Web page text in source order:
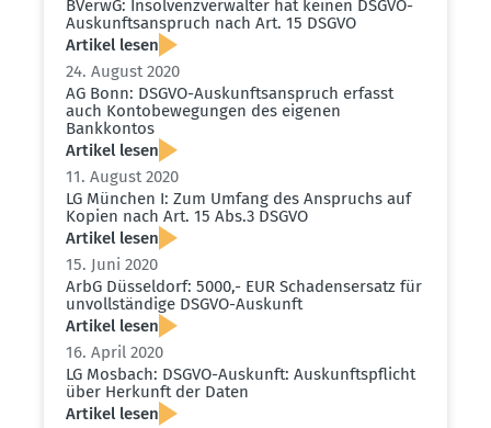
BVerwG: Insol­venz­ver­walter hat keinen DSGVO-
Auskunfts­an­spruch nach Art. 15 DSGVO
Artikel lesen
24. August 2020
AG Bonn: DSGVO-Auskunfts­an­spruch erfasst
auch Konto­be­we­gungen des eigenen
Bankkontos
Artikel lesen
11. August 2020
LG München I: Zum Umfang des Anspruchs auf
Kopien nach Art. 15 Abs.3 DSGVO
Artikel lesen
15. Juni 2020
ArbG Düsseldorf: 5000,- EUR Schadens­ersatz für
unvoll­ständige DSGVO-Auskunft
Artikel lesen
16. April 2020
LG Mosbach: DSGVO-Auskunft: Auskunfts­pflicht
über Herkunft der Daten
Artikel lesen